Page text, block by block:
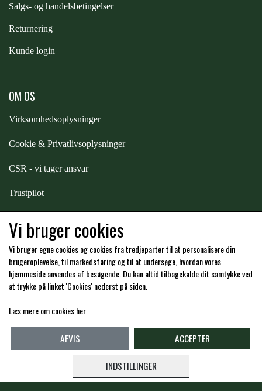
Salgs- og handelsbetingelser
Returnering
Kunde login
OM OS
Virksomhedsoplysninger
Cookie & Privatlivsoplysninger
CSR - vi tager ansvar
Trustpilot
Hos os kan du betale med:
Vi bruger cookies
Vi bruger egne cookies og cookies fra tredjeparter til at personalisere din
brugeroplevelse, til markedsføring og til at undersøge, hvordan vores
hjemmeside anvendes af besøgende. Du kan altid tilbagekalde dit samtykke ved
at trykke på linket 'Cookies' nederst på siden.
Læs mere om cookies her
INDSTILLINGER
AFVIS ACCEPTER